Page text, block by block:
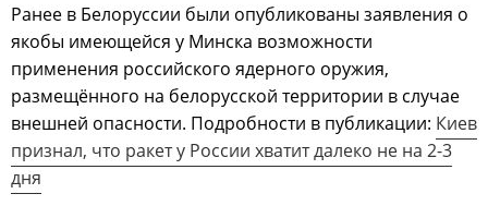
Ранее в Белоруссии были опубликованы заявления о
якобы имеющейся у Минска возможности
применения российского ядерного оружия,
размещённого на белорусской территории в случае
внешней опасности. Подробности в публикации: Киев
признал, что ракет у России хватит далеко не на 2-3
дня